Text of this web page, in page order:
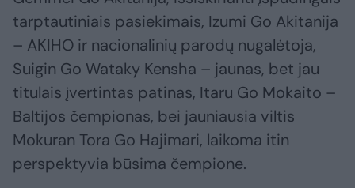
tarptautiniais pasiekimais, Izumi Go Akitanija
– AKIHO ir nacionalinių parodų nugalėtoja,
Suigin Go Wataky Kensha – jaunas, bet jau
titulais įvertintas patinas, Itaru Go Mokaito –
Baltijos čempionas, bei jauniausia viltis
Mokuran Tora Go Hajimari, laikoma itin
perspektyvia būsima čempione.